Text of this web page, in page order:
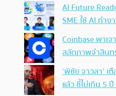
AI Future
SME ใช้ AI ทำ
Coinbase พาเ
สลัดภาพจำสินท
‘พิชัย จาวลา’ เ
แล้ว ชี้ไม่เกิน 5